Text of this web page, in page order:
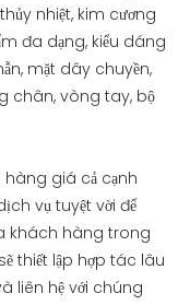
nhiệt, kim cương
đa dạng, kiểu dáng
mặt dây chuyền,
chân, vòng tay, bộ
giá cả cạnh
vụ tuyệt vời để
khách hàng trong
thiết lập hợp tác lâu
liên hệ với chúng